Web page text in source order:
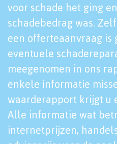
voor schade het ging
schadebedrag was.
een offerteaanvraag is
eventuele
meegenomen in ons
enkele informatie
waarderapport krijgt u
Alle informatie wat
internetprijzen,